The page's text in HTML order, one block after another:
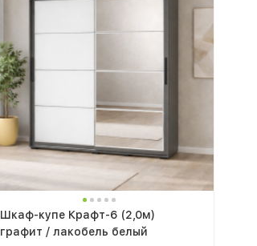
Шкаф-купе Крафт-6 (2,0м)
графит / лакобель белый